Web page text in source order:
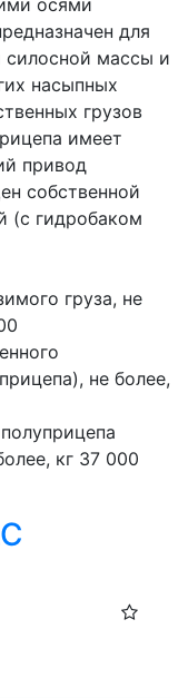
для
силосной массы и
насыпных
грузов
имеет
привод
собственной
(с гидробаком
груза, не
не более,
кг 37 000